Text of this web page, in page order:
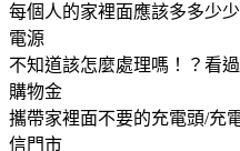
每個人的家裡面應該多多少
電源
不知道該怎麼處理嗎！？看
購物金
攜帶家裡面不要的充電頭/充
信門市